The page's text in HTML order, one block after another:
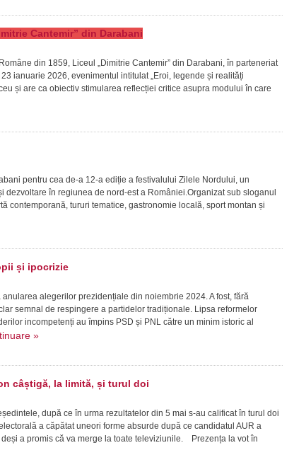
Cantemir” din Darabani
din 1859, Liceul „Dimitrie Cantemir” din Darabani, în parteneriat
ianuarie 2026, evenimentul intitulat „Eroi, legende și realități
și are ca obiectiv stimularea reflecției critice asupra modului în care
pentru cea de-a 12-a ediție a festivalului Zilele Nordului, un
în regiunea de nord-est a României.Organizat sub sloganul
contemporană, tururi tematice, gastronomie locală, sport montan și
și ipocrizie
alegerilor prezidențiale din noiembrie 2024. A fost, fără
semnal de respingere a partidelor tradiționale. Lipsa reformelor
incompetenți au împins PSD și PNL către un minim istoric al
»
câștigă, la limită, și turul doi
după ce în urma rezultatelor din 5 mai s-au calificat în turul doi
a căpătat uneori forme absurde după ce candidatul AUR a
a promis că va merge la toate televiziunile. Prezența la vot în